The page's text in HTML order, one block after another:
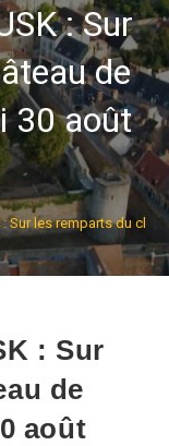
: Sur
de
30 août
: Sur les remparts du
: Sur
de
août